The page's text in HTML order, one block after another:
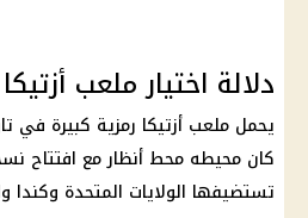
دلالة اختيار ملعب أزتيكا
يحمل ملعب أزتيكا رمزية كبيرة في
تستضيفها الولايات المتحدة وكندا